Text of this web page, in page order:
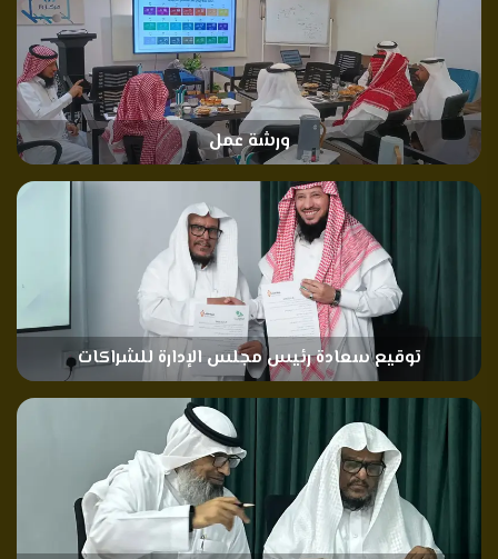
ورشة عمل
توقيع سعادة رئيس مجلس الإدارة للشراكات